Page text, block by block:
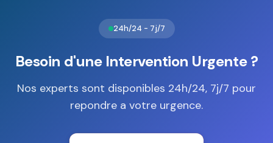
24h/24 - 7j/7
Besoin d'une Intervention Urgente ?
Nos experts sont disponibles 24h/24, 7j/7 pour
repondre a votre urgence.